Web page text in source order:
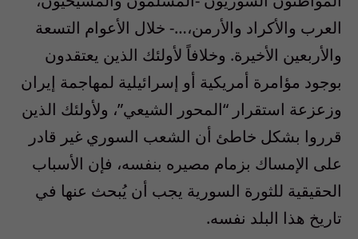
العرب والأكراد والأرمن،…- خلال الأعوام التسعة
والأربعين الأخيرة. وخلافاً لأولئك الذين يعتقدون
بوجود مؤامرة أمريكية أو إسرائيلية لمهاجمة إيران
وزعزعة استقرار “المحور الشيعي”، ولأولئك الذين
قرروا بشكل خاطئ أن الشعب السوري غير قادر
على الإمساك بزمام مصيره بنفسه، فإن الأسباب
الحقيقية للثورة السورية يجب أن يُبحث عنها في
تاريخ هذا البلد نفسه.